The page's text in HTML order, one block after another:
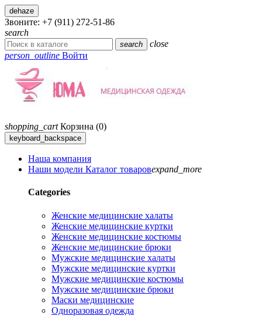
dehaze
Звоните: +7 (911) 272-51-86
search
search
close
person_outline Войти
shopping_cart Корзина (0)
keyboard_backspace
Наша компания
Наши модели Каталог товаровexpand_more
Categories
Женские медицинские халаты
Женские медицинские куртки
Женские медицинские костюмы
Женские медицинские брюки
Мужские медицинские халаты
Мужские медицинские куртки
Мужские медицинские костюмы
Мужские медицинские брюки
Маски медицинские
Одноразовая одежда